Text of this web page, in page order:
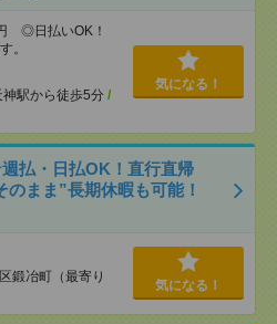
◎日払いOK！
。
神駅から徒歩5分 /
気になる！
払・日払OK！直行直帰
まま”長期休暇も可能！
鍛冶町（最寄り
気になる！